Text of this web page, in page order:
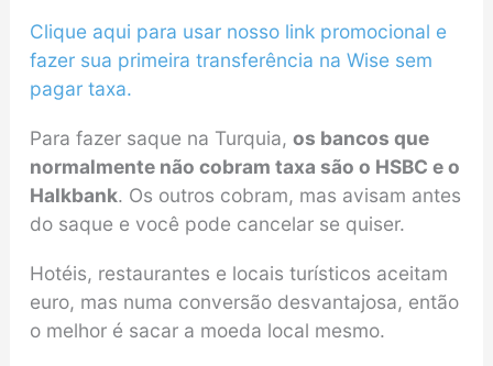
Clique aqui para usar nosso link promocional e
fazer sua primeira transferência na Wise sem
pagar taxa.
Para fazer saque na Turquia, os bancos que
normalmente não cobram taxa são o HSBC e o
Halkbank. Os outros cobram, mas avisam antes
do saque e você pode cancelar se quiser.
Hotéis, restaurantes e locais turísticos aceitam
euro, mas numa conversão desvantajosa, então
o melhor é sacar a moeda local mesmo.